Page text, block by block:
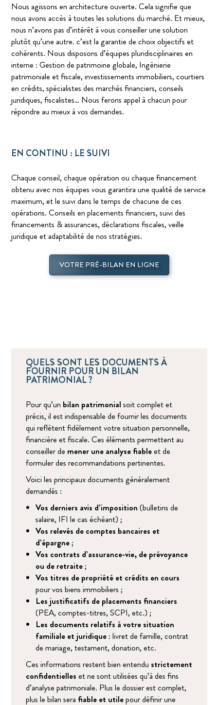
Nous agissons en architecture ouverte. Cela signifie que
nous avons accès à toutes les solutions du marché. Et mieux,
nous n’avons pas d’intérêt à vous conseiller une solution
plutôt qu’une autre. c’est la garantie de choix objectifs et
cohérents. Nous disposons d’équipes pluridisciplinaires en
interne : Gestion de patrimoine globale, Ingénierie
patrimoniale et fiscale, investissements immobiliers, courtiers
en crédits, spécialistes des marchés financiers, conseils
juridiques, fiscalistes… Nous ferons appel à chacun pour
répondre au mieux à vos demandes.
EN CONTINU : LE SUIVI
Chaque conseil, chaque opération ou chaque financement
obtenu avec nos équipes vous garantira une qualité de service
maximum, et le suivi dans le temps de chacune de ces
opérations. Conseils en placements financiers, suivi des
financements & assurances, déclarations fiscales, veille
juridique et adaptabilité de nos stratégies.
VOTRE PRÉ-BILAN EN LIGNE
QUELS SONT LES DOCUMENTS À
FOURNIR POUR UN BILAN
PATRIMONIAL ?
Pour qu’un bilan patrimonial soit complet et
précis, il est indispensable de fournir les documents
qui reflètent fidèlement votre situation personnelle,
financière et fiscale. Ces éléments permettent au
conseiller de mener une analyse fiableet de
formuler des recommandations pertinentes.
Voici les principaux documents généralement
demandés :
Vos derniers avis d’imposition (bulletins de
salaire, IFI le cas échéant) ;
Vos relevés de comptes bancaires et
d’épargne;
Vos contrats d’assurance-vie, de prévoyance
ou de retraite;
Vos titres de propriété et crédits en cours
pour vos biens immobiliers ;
Les justificatifs de placements financiers
(PEA, comptes-titres, SCPI, etc.) ;
Les documents relatifs à votre situation
familiale et juridique: livret de famille, contrat
de mariage, testament, donation, etc.
Ces informations restent bien entendu strictement
confidentielles et ne sont utilisées qu’à des fins
d’analyse patrimoniale. Plus le dossier est complet,
plus le bilan sera fiable et utilepour définir une